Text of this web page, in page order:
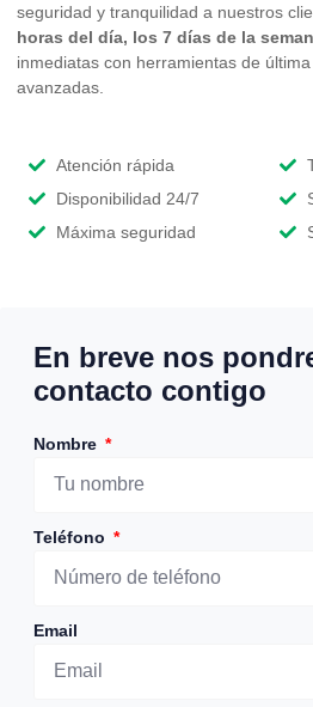
seguridad y tranquilidad a nuestros
horas del día, los 7 días de la
inmediatas con herramientas de
avanzadas.
Atención rápida
Disponibilidad 24/7
Máxima seguridad
En breve nos
contacto contigo
Nombre
Teléfono
Email